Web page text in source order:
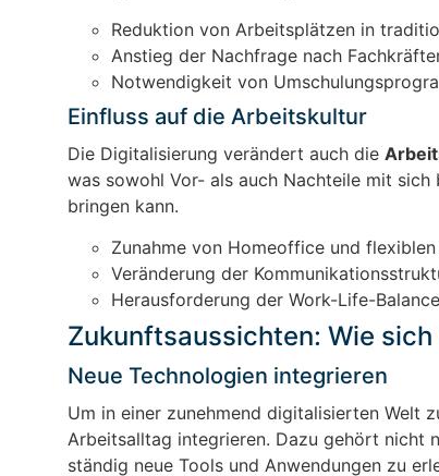
Reduktion von Arbeitsplätzen in
Anstieg der Nachfrage nach
Notwendigkeit von
Einfluss auf die Arbeitskultur
Die Digitalisierung verändert auch die
was sowohl Vor- als auch Nachteile mit
bringen kann.
Zunahme von Homeoffice und
Veränderung der
Herausforderung der Work-Life-
Zukunftsaussichten: Wie
Neue Technologien integrieren
Um in einer zunehmend digitalisierten Welt
Arbeitsalltag integrieren. Dazu gehört nicht
ständig neue Tools und Anwendungen zu